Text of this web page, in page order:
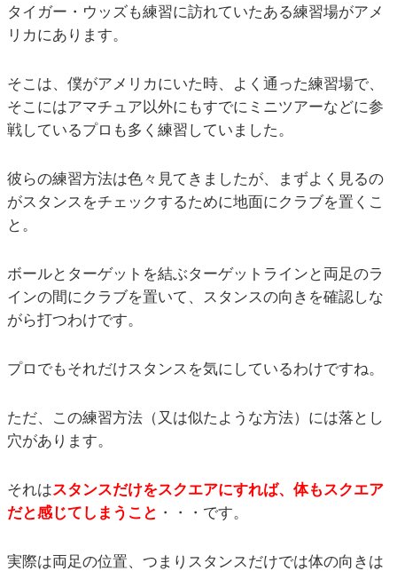
タイガー・ウッズも練習に訪れていたある練習場がアメ
リカにあります。
そこは、僕がアメリカにいた時、よく通った練習場で、
そこにはアマチュア以外にもすでにミニツアーなどに参
戦しているプロも多く練習していました。
彼らの練習方法は色々見てきましたが、まずよく見るの
がスタンスをチェックするために地面にクラブを置くこ
と。
ボールとターゲットを結ぶターゲットラインと両足のラ
インの間にクラブを置いて、スタンスの向きを確認しな
がら打つわけです。
プロでもそれだけスタンスを気にしているわけですね。
ただ、この練習方法（又は似たような方法）には落とし
穴があります。
それはスタンスだけをスクエアにすれば、体もスクエア
だと感じてしまうこと ・・・です。
実際は両足の位置、つまりスタンスだけでは体の向きは